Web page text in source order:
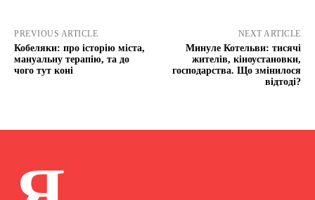
PREVIOUS ARTICLE
Кобеляки: про історію міста,
мануальну терапію, та до
чого тут коні
NEXT ARTICLE
Минуле Котельви: тисячі
жителів, кіноустановки,
господарства. Що змінилося
відтоді?